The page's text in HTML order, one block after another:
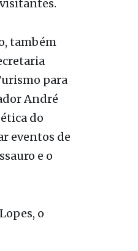
passou a
também
para
André
do
eventos de